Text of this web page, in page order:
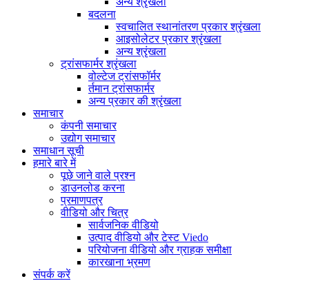
बदलना
स्वचालित स्थानांतरण प्रकार श्रृंखला
आइसोलेटर प्रकार श्रृंखला
अन्य श्रृंखला
ट्रांसफार्मर श्रृंखला
वोल्टेज ट्रांसफॉर्मर
र्तमान ट्रांसफार्मर
अन्य प्रकार की श्रृंखला
समाचार
कंपनी समाचार
उद्योग समाचार
समाधान सूची
हमारे बारे में
पूछे जाने वाले प्रश्न
डाउनलोड करना
प्रमाणपत्र
वीडियो और चित्र
सार्वजनिक वीडियो
उत्पाद वीडियो और टेस्ट Viedo
परियोजना वीडियो और ग्राहक समीक्षा
कारखाना भ्रमण
संपर्क करें